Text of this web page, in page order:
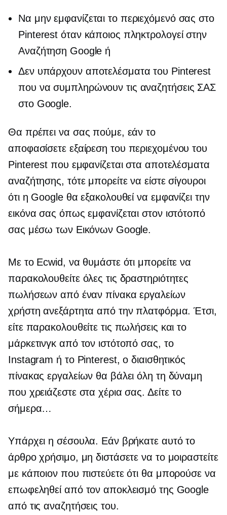
Να μην εμφανίζεται το περιεχόμενό σας στο
Pinterest όταν κάποιος πληκτρολογεί στην
Αναζήτηση Google ή
Δεν υπάρχουν αποτελέσματα του Pinterest
που να συμπληρώνουν τις αναζητήσεις ΣΑΣ
στο Google.
Θα πρέπει να σας πούμε, εάν το
αποφασίσετε εξαίρεση του περιεχομένου του
Pinterest που εμφανίζεται στα αποτελέσματα
αναζήτησης, τότε μπορείτε να είστε σίγουροι
ότι η Google θα εξακολουθεί να εμφανίζει την
εικόνα σας όπως εμφανίζεται στον ιστότοπό
σας μέσω των Εικόνων Google.
Με το Ecwid, να θυμάστε ότι μπορείτε να
παρακολουθείτε όλες τις δραστηριότητες
πωλήσεων από έναν πίνακα εργαλείων
χρήστη ανεξάρτητα από την πλατφόρμα. Έτσι,
είτε παρακολουθείτε τις πωλήσεις και το
μάρκετινγκ από τον ιστότοπό σας, το
Instagram ή το Pinterest, ο διαισθητικός
πίνακας εργαλείων θα βάλει όλη τη δύναμη
που χρειάζεστε στα χέρια σας. Δείτε το
σήμερα…
Υπάρχει η σέσουλα. Εάν βρήκατε αυτό το
άρθρο χρήσιμο, μη διστάσετε να το μοιραστείτε
με κάποιον που πιστεύετε ότι θα μπορούσε να
επωφεληθεί από τον αποκλεισμό της Google
από τις αναζητήσεις του.